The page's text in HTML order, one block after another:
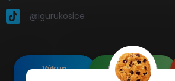
@igurukosice
Výkup
Renovované
Apple's